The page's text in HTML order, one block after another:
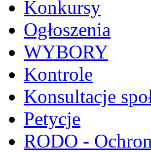
Konkursy
Ogłoszenia
WYBORY
Kontrole
Konsultacje
Petycje
RODO -